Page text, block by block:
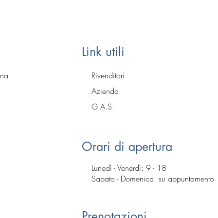
Link utili
Rivenditori
Azienda
G.A.S.
Orari di apertura
Lunedì - Venerdì: 9 - 18
​​Sabato - Domenica: su appuntamento